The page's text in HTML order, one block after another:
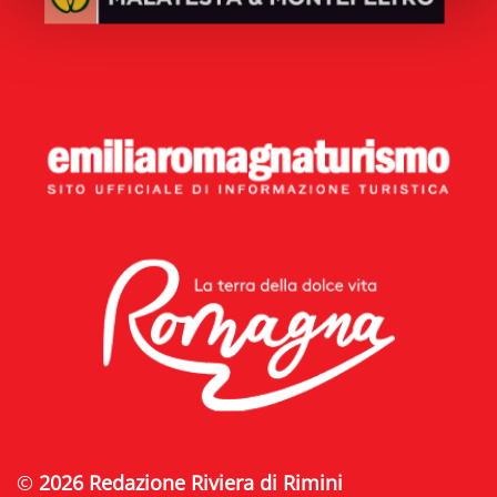
© 2026 Redazione Riviera di Rimini